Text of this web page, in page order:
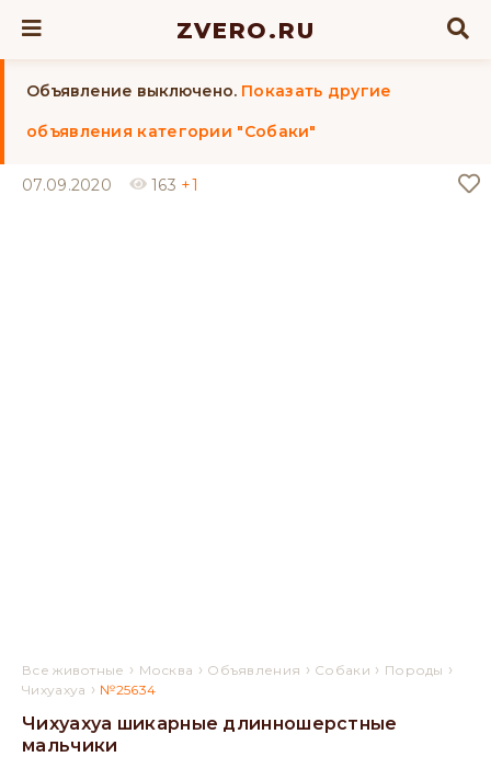
ZVERO.RU
Объявление выключено. Показать другие
объявления категории "Собаки"
07.09.2020 163 +1
Все животные › Москва › Объявления › Собаки › Породы ›
Чихуахуа › №25634
Чихуахуа шикарные длинношерстные
мальчики